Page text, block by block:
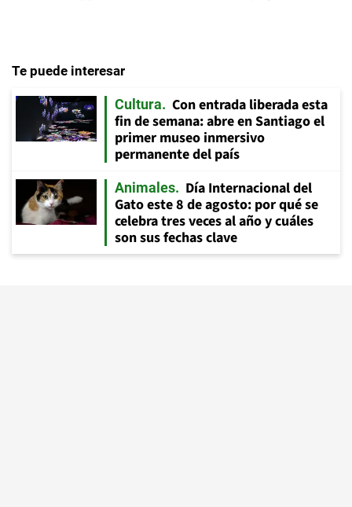
Te puede interesar
Cultura
Con entrada liberada esta
fin de semana: abre en Santiago el
primer museo inmersivo
permanente del país
Animales
Día Internacional del
Gato este 8 de agosto: por qué se
celebra tres veces al año y cuáles
son sus fechas clave